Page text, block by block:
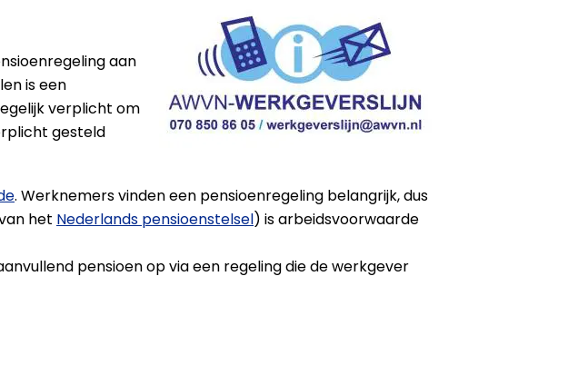
aan
is een
verplicht om
gesteld
. Werknemers vinden een pensioenregeling belangrijk, dus
het Nederlands pensioenstelsel) is arbeidsvoorwaarde
pensioen op via een regeling die de werkgever